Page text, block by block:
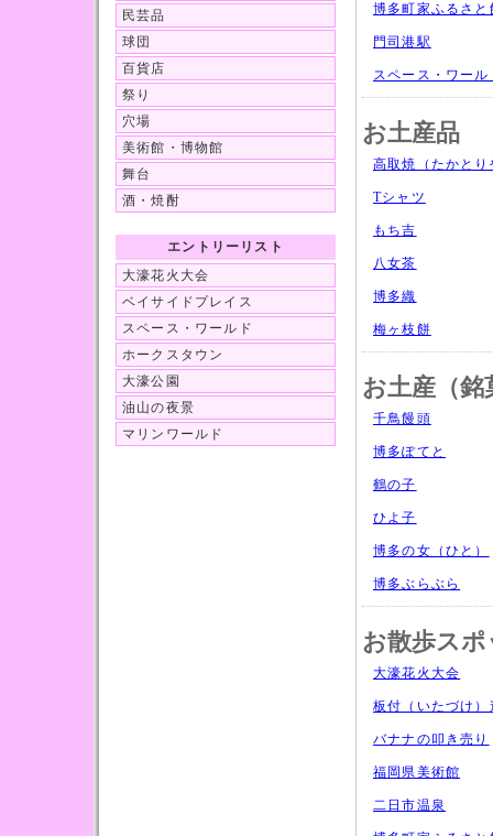
博多町家ふるさと
門司港駅
スペース・ワール
お土産品
高取焼（たかとり
Tシャツ
もち吉
八女茶
博多織
梅ヶ枝餅
お土産（銘
千鳥饅頭
博多ぽてと
鶴の子
ひよ子
博多の女（ひと）
博多ぶらぶら
お散歩スポ
大濠花火大会
板付（いたづけ）
バナナの叩き売り
福岡県美術館
二日市温泉
民芸品
球団
百貨店
祭り
穴場
美術館・博物館
舞台
酒・焼酎
エントリーリスト
大濠花火大会
ベイサイドプレイス
スペース・ワールド
ホークスタウン
大濠公園
油山の夜景
マリンワールド